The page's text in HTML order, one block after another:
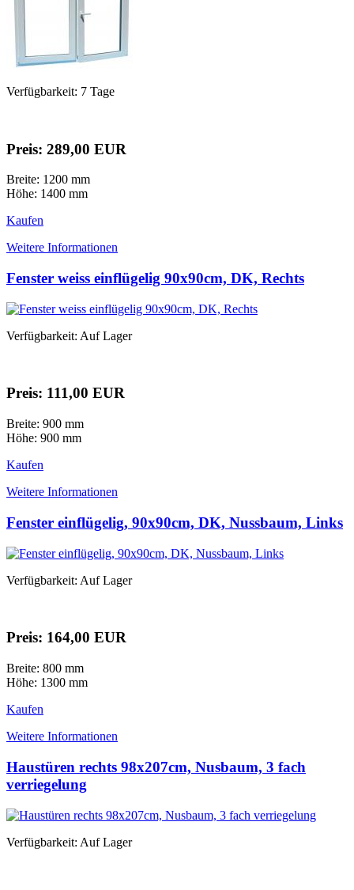
Verfügbarkeit: 7 Tage
Preis: 289,00 EUR
Breite: 1200 mm
Höhe: 1400 mm
Kaufen
Weitere Informationen
Fenster weiss einflügelig 90x90cm, DK, Rechts
Verfügbarkeit: Auf Lager
Preis: 111,00 EUR
Breite: 900 mm
Höhe: 900 mm
Kaufen
Weitere Informationen
Fenster einflügelig, 90x90cm, DK, Nussbaum, Links
Verfügbarkeit: Auf Lager
Preis: 164,00 EUR
Breite: 800 mm
Höhe: 1300 mm
Kaufen
Weitere Informationen
Haustüren rechts 98x207cm, Nusbaum, 3 fach
verriegelung
Verfügbarkeit: Auf Lager